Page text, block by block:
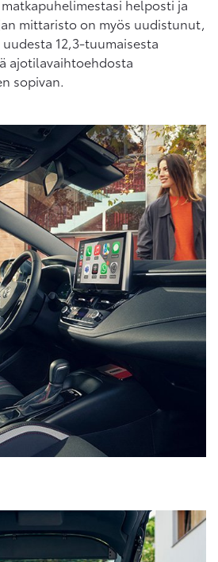
helposti ja
mittaristo on myös uudistunut,
12,3-tuumaisesta
ajotilavaihtoehdosta
sopivan.